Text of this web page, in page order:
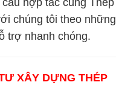
hợp tác cùng Thép
chúng tôi theo những
trợ nhanh chóng.
XÂY DỰNG THÉP